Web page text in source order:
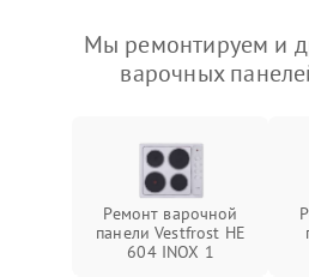
Мы ремонтируем и
варочных
Ремонт варочной
панели Vestfrost HE
604 INOX 1